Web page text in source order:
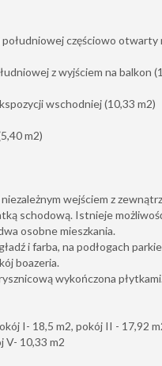
częściowo otwarty
z wyjściem na balkon
wschodniej (10,33 m2)
m2)
wejściem z
schodową. Istnieje
osobne mieszkania.
i farba, na podłogach
boazeria.
wykończona płytkami.
I- 18,5 m2, pokój II - 17,92
V- 10,33 m2